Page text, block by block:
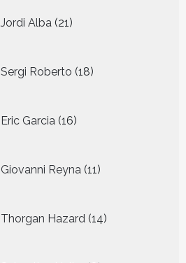
Jordi Alba 21
producten
Sergi Roberto 18
producten
Eric Garcia 16
producten
Giovanni Reyna 11
producten
Thorgan Hazard 14
producten